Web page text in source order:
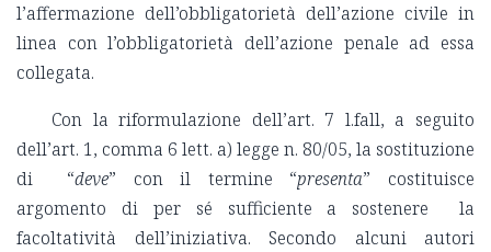
l’affermazione dell’obbligatorietà dell’azione civile in
linea con l’obbligatorietà dell’azione penale ad essa
collegata.
Con la riformulazione dell’art. 7 l.fall, a seguito
dell’art. 1, comma 6 lett. a) legge n. 80/05, la sostituzione
di “deve” con il termine “presenta” costituisce
argomento di per sé sufficiente a sostenere la
facoltatività dell’iniziativa. Secondo alcuni autori